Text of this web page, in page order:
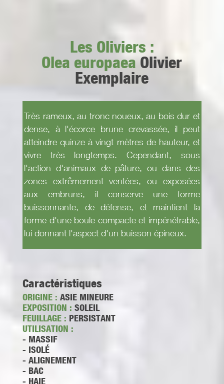
Les Oliviers :
Olea europaeaOlivier
Exemplaire
Très rameux, au tronc noueux, au bois dur et
dense, à l'écorce brune crevassée, il peut
atteindre quinze à vingt mètres de hauteur, et
vivre très longtemps. Cependant, sous
l'action d'animaux de pâture, ou dans des
zones extrêmement ventées, ou exposées
aux embruns, il conserve une forme
buissonnante, de défense, et maintient la
forme d'une boule compacte et impénétrable,
lui donnant l'aspect d'un buisson épineux.
Caractéristiques
ORIGINE : ASIE MINEURE
EXPOSITION : SOLEIL
FEUILLAGE : PERSISTANT
UTILISATION :
- MASSIF
- ISOLÉ
- ALIGNEMENT
- BAC
- HAIE